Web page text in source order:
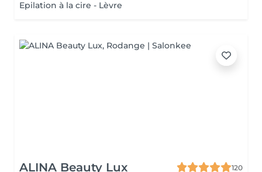
Epilation à la cire - Lèvre
ALINA Beauty Lux
120